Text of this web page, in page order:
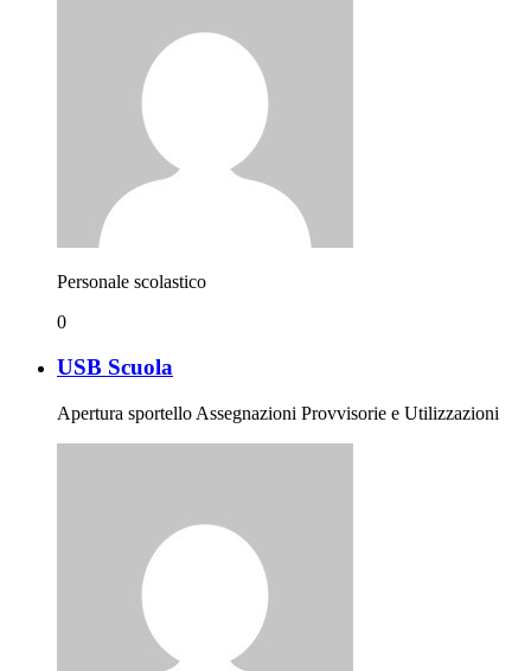
Personale scolastico
0
USB Scuola
Apertura sportello Assegnazioni Provvisorie e Utilizzazioni